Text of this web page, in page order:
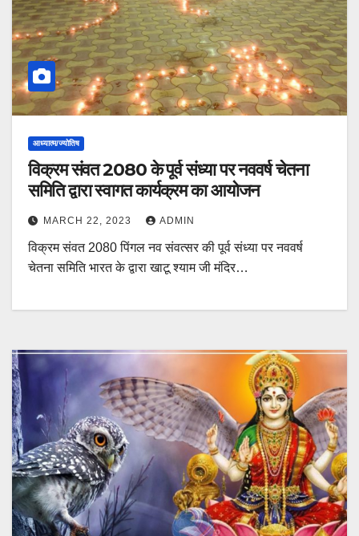
आध्यात्म/ज्योतिष
विक्रम संवत 2080 के पूर्व संध्या पर नववर्ष चेतना
समिति द्वारा स्वागत कार्यक्रम का आयोजन
MARCH 22, 2023 ADMIN
विक्रम संवत 2080 पिंगल नव संवत्सर की पूर्व संध्या पर नववर्ष
चेतना समिति भारत के द्वारा खाटू श्याम जी मंदिर…